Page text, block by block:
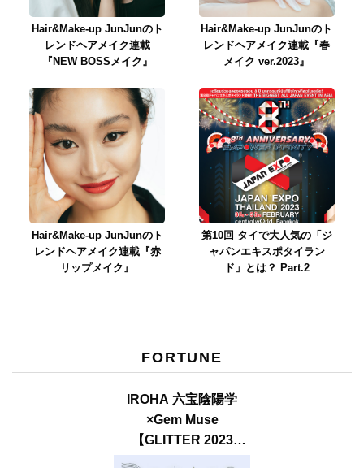
Hair&Make-up JunJunのト
レンドヘアメイク連載
『NEW BOSSメイク』
Hair&Make-up JunJunのト
レンドヘアメイク連載『春
メイク ver.2023』
Hair&Make-up JunJunのト
レンドヘアメイク連載『赤
リップメイク』
第10回 タイで大人気の「ジ
ャパンエキスポタイラン
ド」とは？ Part.2
FORTUNE
IROHA 六宝陰陽学
×Gem Muse
【GLITTER 2023
SUMMER issue】